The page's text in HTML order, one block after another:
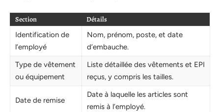
Section Détails
Identification de
l’employé
Nom, prénom, poste, et date
d’embauche.
Type de vêtement
ou équipement
Liste détaillée des vêtements et EPI
reçus, y compris les tailles.
Date de remise
Date à laquelle les articles sont
remis à l’employé.